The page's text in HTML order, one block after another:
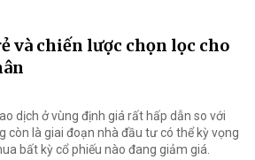
và chiến lược chọn lọc cho
dịch ở vùng định giá rất hấp dẫn so với
còn là giai đoạn nhà đầu tư có thể kỳ vọng
bất kỳ cổ phiếu nào đang giảm giá.